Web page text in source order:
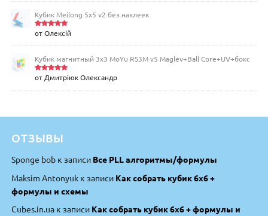
Кубик Meilong 5x5 v2 без наклеек
Оценка5
от Олексій
Кубик магнитный 3х3 MoYu RS3M v5 Maglev+Ball Core+UV+бокс
Оценка5
от Дмитріюк Олександр
ОТЗЫВЫ
Sponge bob к записи Все PLL алгоритмы/формулы
Maksim Antonyuk к записи Как собрать кубик 6х6 +
формулы и схемы
Cubes.in.ua к записи Как собрать кубик 6х6 + формулы и